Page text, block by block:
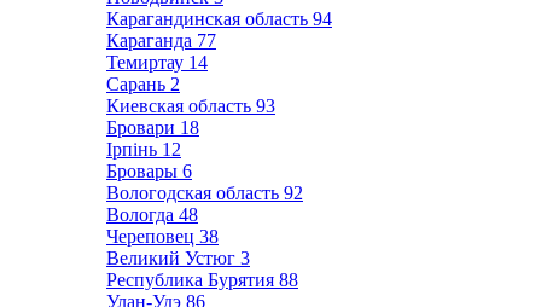
Карагандинская область 94
Караганда 77
Темиртау 14
Сарань 2
Киевская область 93
Бровари 18
Ірпінь 12
Бровары 6
Вологодская область 92
Вологда 48
Череповец 38
Великий Устюг 3
Республика Бурятия 88
Улан-Удэ 86